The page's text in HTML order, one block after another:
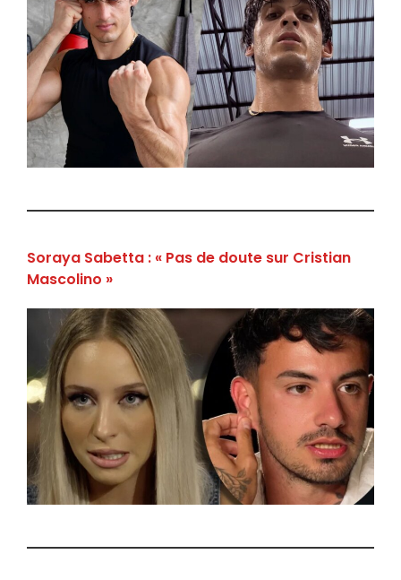
Soraya Sabetta : « Pas de doute sur Cristian
Mascolino »